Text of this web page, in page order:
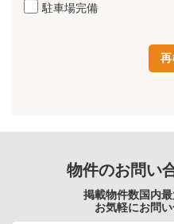
駐車場完備
物件のお問い
掲載物件数国内
お気軽にお問い